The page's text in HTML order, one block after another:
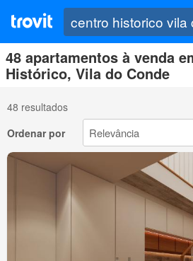
48 apartamentos à venda
Histórico, Vila do Conde
48 resultados
Ordenar por